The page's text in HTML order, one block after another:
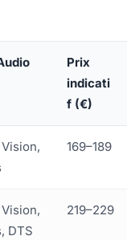
Prix
indicati
f (€)
169–189
DTS
219–229